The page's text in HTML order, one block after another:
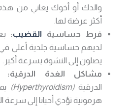
والدك أو أخوك يعاني من
أكثر عرضة لها.
فرط حساسية القضيب:
لديهم حساسية جلدية أعلى
يصلون إلى النشوة بسرعة أكبر.
مشاكل الغدة الدرقية:
الدرقية(Hyperthyroidism)
هرمونية تؤدي أحيانا إلى سرعة